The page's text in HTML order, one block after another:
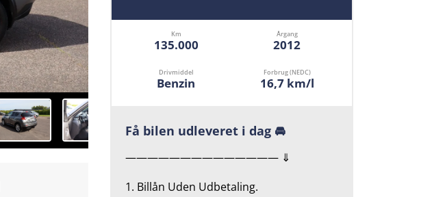
Km
135.000
Årgang
2012
Drivmiddel
Benzin
Forbrug (NEDC)
16,7 km/l
Få bilen udleveret i dag 🚘
—————————————— ⇓
1. Billån Uden Udbetaling.